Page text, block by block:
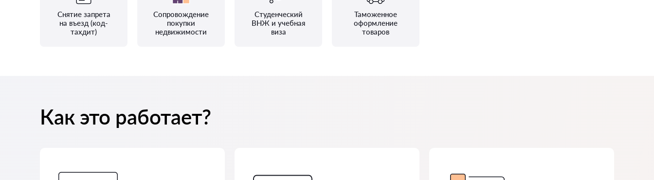
Снятие запрета
на въезд (код-
тахдит)
Сопровождение
покупки
недвижимости
Студенческий
ВНЖ и учебная
виза
Таможенное
оформление
товаров
Как это работает?